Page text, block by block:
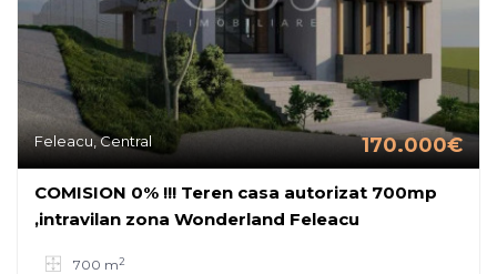
Feleacu, Central 170.000€
COMISION 0% !!! Teren casa autorizat 700mp
,intravilan zona Wonderland Feleacu
700 m2